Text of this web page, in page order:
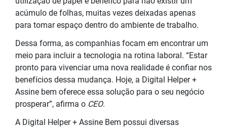
acúmulo de folhas, muitas vezes deixadas apenas
para tomar espaço dentro do ambiente de trabalho.
Dessa forma, as companhias focam em encontrar um
meio para incluir a tecnologia na rotina laboral. “Estar
pronto para vivenciar uma nova realidade é confiar nos
benefícios dessa mudança. Hoje, a Digital Helper +
Assine bem oferece essa solução para o seu negócio
prosperar”, afirma o CEO.
A Digital Helper + Assine Bem possui diversas